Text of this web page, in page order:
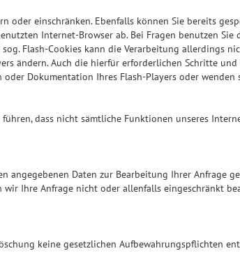
einschränken. Ebenfalls können Sie bereits
Internet-Browser ab. Bei Fragen benutzen
Flash-Cookies kann die Verarbeitung allerdings
ändern. Auch die hierfür erforderlichen Schritte
Dokumentation Ihres Flash-Players oder wenden
dass nicht sämtliche Funktionen unseres
Daten zur Bearbeitung Ihrer Anfrage
Ihre Anfrage nicht oder allenfalls eingeschränkt
keine gesetzlichen Aufbewahrungspflichten